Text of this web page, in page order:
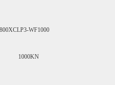
XCLP3-WF1000
1000KN